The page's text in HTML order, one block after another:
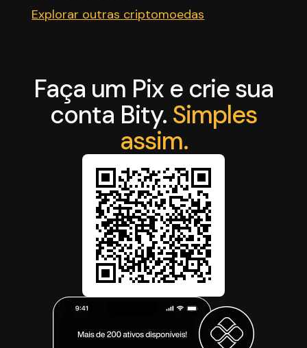
Explorar outras criptomoedas
Faça um Pix e crie sua
conta Bity. Simples
assim.